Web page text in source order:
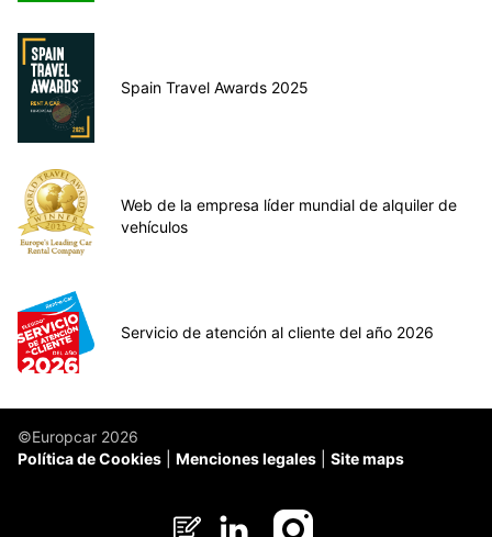
Spain Travel Awards 2025
Web de la empresa líder mundial de alquiler de
vehículos
Servicio de atención al cliente del año 2026
©Europcar 2026
Política de Cookies
Menciones legales Site maps